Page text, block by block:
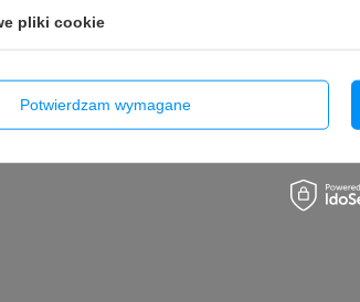
pliki cookie
Potwierdzam wymagane